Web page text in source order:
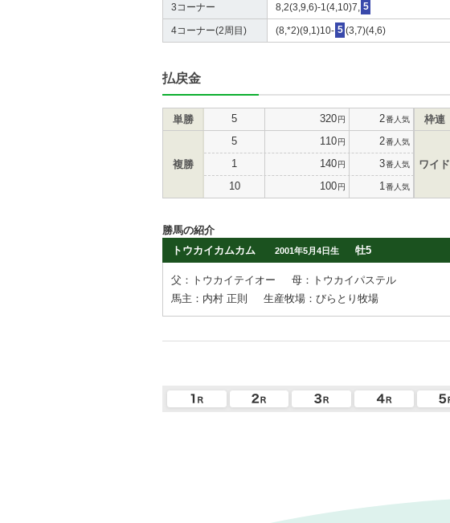
3コーナー 8,2(3,9,6)-1(4,10)7, 5
4コーナー(2周目) (8,*2)(9,1)10- 5 (3,7)(4,6)
払戻金
単勝 5 320円 2番人気
複勝
5 110円 2番人気
1 140円 3番人気
10 100円 1 番人気
枠連
ワイド
勝馬の紹介
トウカイカムカム
2001年5月4日生 牡5
父：トウカイテイオー
母：トウカイパステル
馬主：内村 正則
生産牧場：びらとり牧場